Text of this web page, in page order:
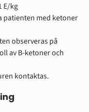
E/kg
patienten med ketoner
observeras på
av B-ketoner och
kontaktas.